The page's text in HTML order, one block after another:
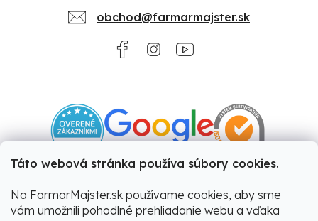
Táto webová stránka používa súbory cookies.
Na FarmarMajster.sk používame cookies, aby sme
vám umožnili pohodlné prehliadanie webu a vďaka
obchod@farmarmajster.sk